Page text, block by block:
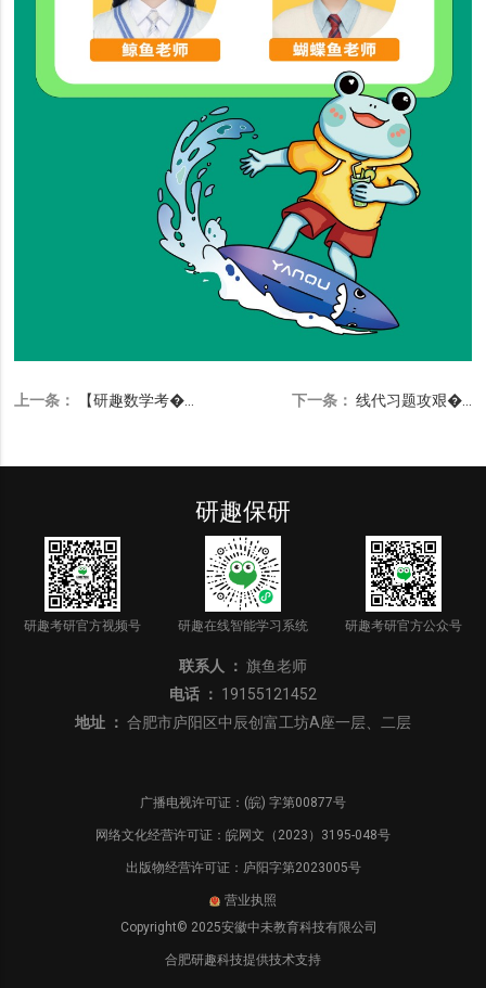
上一条： 【研趣数学考�... 下一条： 线代习题攻艰�...
研趣保研
研趣考研官方视频号 研趣在线智能学习系统 研趣考研官方公众号
联系人 ： 旗鱼老师
电话 ： 19155121452
地址 ： 合肥市庐阳区中辰创富工坊A座一层、二层
广播电视许可证：(皖) 字第00877号
网络文化经营许可证：皖网文（2023）3195-048号
出版物经营许可证：庐阳字第2023005号
营业执照
Copyright© 2025安徽中未教育科技有限公司
合肥研趣科技提供技术支持